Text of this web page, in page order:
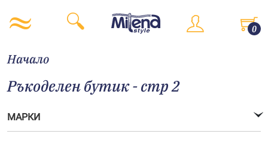
0
Начало
Ръкоделен бутик - стр 2
МАРКИ